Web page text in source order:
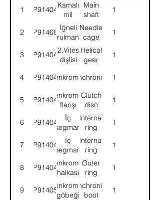
1 9P914043
Kamalı
mil
Main
shaft
1
2 9P914681
İğneli
rulman
Needle
cage
1
3 9P914044
2.Vites
dişlisi
Helical
gear
1
4 9P914045SenkromeçSynchronizer 1
5 9P914046
Senkromeç
flanşı
Clutch
disc
1
6 9P914047
İç
segman
Internal
ring
1
7 9P914048
İç
segman
Internal
ring
1
8 9P914049
Senkromeç
halkası
Outer
ring
1
9 9P914050
Senkromeç
göbeği
Synchronizer
boot
1